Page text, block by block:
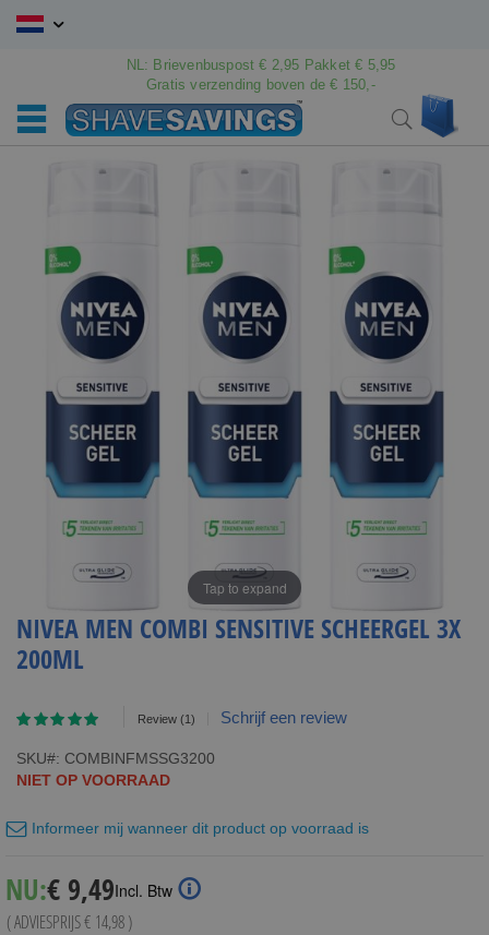
Ga
NL: Brievenbuspost € 2,95 Pakket € 5,95
Gratis verzending boven de € 150,-
Search
afbeeldingen-
afbeeldingen-
Tap to expand
NIVEA MEN COMBI SENSITIVE SCHEERGEL 3X
200ML
Waardering:
Review (1) Schrijf een review
SKU
COMBINFMSSG3200
NIET OP VOORRAAD
Informeer mij wanneer dit product op voorraad is
NU: Special
Price
€ 9,49Incl. Btw
( ADVIESPRIJS€ 14,98)